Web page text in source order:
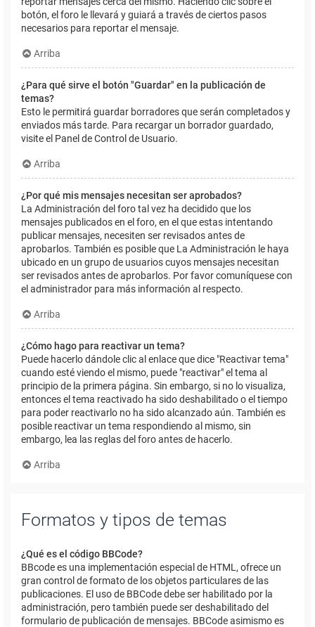
botón, el foro le llevará y guiará a través de ciertos pasos
necesarios para reportar el mensaje.
Arriba
¿Para qué sirve el botón "Guardar" en la publicación de
temas?
Esto le permitirá guardar borradores que serán completados y
enviados más tarde. Para recargar un borrador guardado,
visite el Panel de Control de Usuario.
Arriba
¿Por qué mis mensajes necesitan ser aprobados?
La Administración del foro tal vez ha decidido que los
mensajes publicados en el foro, en el que estas intentando
publicar mensajes, necesiten ser revisados antes de
aprobarlos. También es posible que La Administración le haya
ubicado en un grupo de usuarios cuyos mensajes necesitan
ser revisados antes de aprobarlos. Por favor comuníquese con
el administrador para más información al respecto.
Arriba
¿Cómo hago para reactivar un tema?
Puede hacerlo dándole clic al enlace que dice "Reactivar tema"
cuando esté viendo el mismo, puede "reactivar" el tema al
principio de la primera página. Sin embargo, si no lo visualiza,
entonces el tema reactivado ha sido deshabilitado o el tiempo
para poder reactivarlo no ha sido alcanzado aún. También es
posible reactivar un tema respondiendo al mismo, sin
embargo, lea las reglas del foro antes de hacerlo.
Arriba
Formatos y tipos de temas
¿Qué es el código BBCode?
BBcode es una implementación especial de HTML, ofrece un
gran control de formato de los objetos particulares de las
publicaciones. El uso de BBCode debe ser habilitado por la
administración, pero también puede ser deshabilitado del
formulario de publicación de mensajes. BBCode asimismo es